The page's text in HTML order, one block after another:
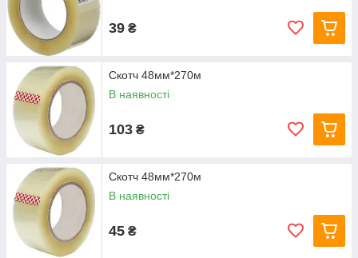
39 ₴
Скотч 48мм*270м
В наявності
103 ₴
Скотч 48мм*270м
В наявності
45 ₴